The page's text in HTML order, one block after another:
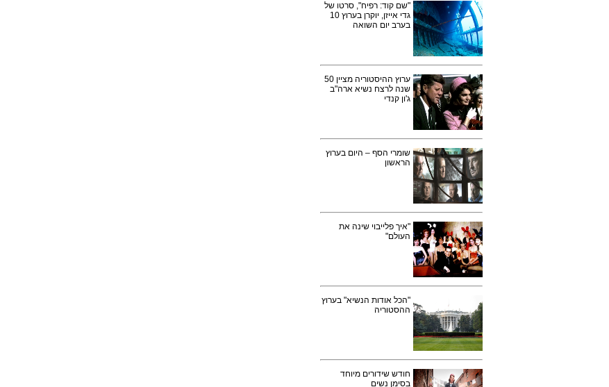
"שם קוד: רפיח", סרטו של
גדי אייזן, יוקרן בערוץ 10
בערב יום השואה
ערוץ ההיסטוריה מציין 50
שנה לרצח נשיא ארה"ב
ג'ון קנדי
שומרי הסף – היום בערוץ
הראשון
"איך פלייבוי שינה את
העולם"
"הכל אודות הנשיא" בערוץ
ההסטוריה
חודש שידורים מיוחד
בסימן נשים